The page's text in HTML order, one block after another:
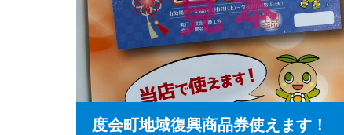
度会町地域復興商品券使えます！